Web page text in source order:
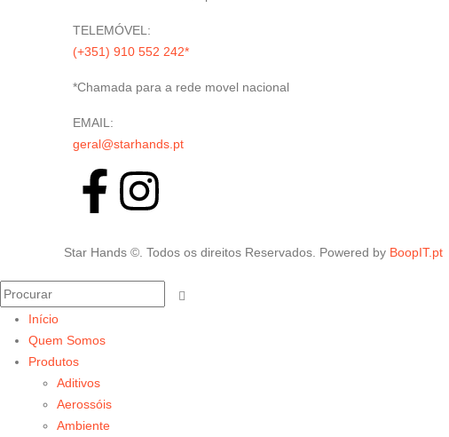
TELEMÓVEL:
(+351) 910 552 242*
*Chamada para a rede movel nacional
EMAIL:
geral@starhands.pt
Star Hands ©. Todos os direitos Reservados. Powered by BoopIT.pt
Início
Quem Somos
Produtos
Aditivos
Aerossóis
Ambiente